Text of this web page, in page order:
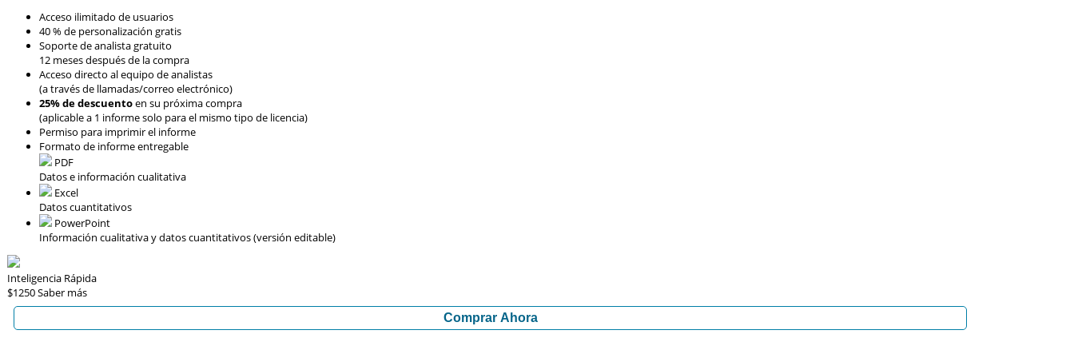
Acceso ilimitado de usuarios
40 % de personalización gratis
Soporte de analista gratuito
12 meses después de la compra
Acceso directo al equipo de analistas
(a través de llamadas/correo electrónico)
25% de descuentoen su próxima compra
(aplicable a 1 informe solo para el mismo tipo de licencia)
Permiso para imprimir el informe
Formato de informe entregable
PDF
Datos e información cualitativa
Excel
Datos cuantitativos
PowerPoint
Información cualitativa y datos cuantitativos (versión editable)
Inteligencia Rápida
$1250Saber más
Comprar Ahora